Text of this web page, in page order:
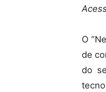
O
de
do